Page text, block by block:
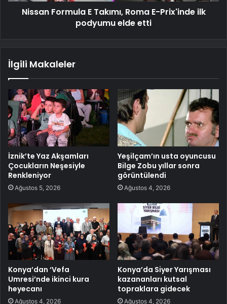
Nissan Formula E Takımı, Roma E-Prix'inde ilk
podyumu elde etti
İlgili Makaleler
İznik’te Yaz Akşamları
Çocukların Neşesiyle
Renkleniyor
Ağustos 5, 2026
Yeşilçam’ın usta oyuncusu
Bilge Zobu yıllar sonra
görüntülendi
Ağustos 4, 2026
Konya’dan ‘Vefa
Umresi’nde ikinci kura
heyecanı
Ağustos 4, 2026
Konya’da Siyer Yarışması
kazananları kutsal
topraklara gidecek
Ağustos 4, 2026